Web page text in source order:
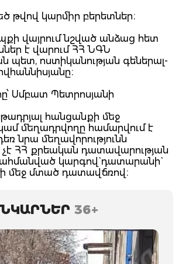
թվով կարմիր բերետներ։
վայրում նշված անձաց հետ
է վարում ՀՀ ՆԳՆ
պետ, ոստիկանության գեներալ-
Սմբատ Պետրոսյանի
հանցանքի մեջ
մեղադրվողը համարվում է
նրա մեղավորությունն
ՀՀ քրեական դատավարության
կարգով` դատարանի`
մեջ մտած դատավճռով։
36+